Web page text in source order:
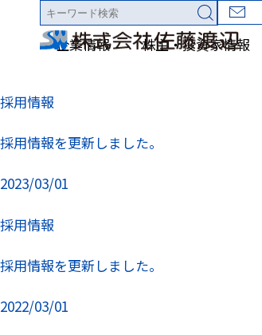
企業情報 株主・投資家情報
採用情報
採用情報
採用情報
採用情報を更新しました。
2023/03/01
採用情報
採用情報を更新しました。
2022/03/01